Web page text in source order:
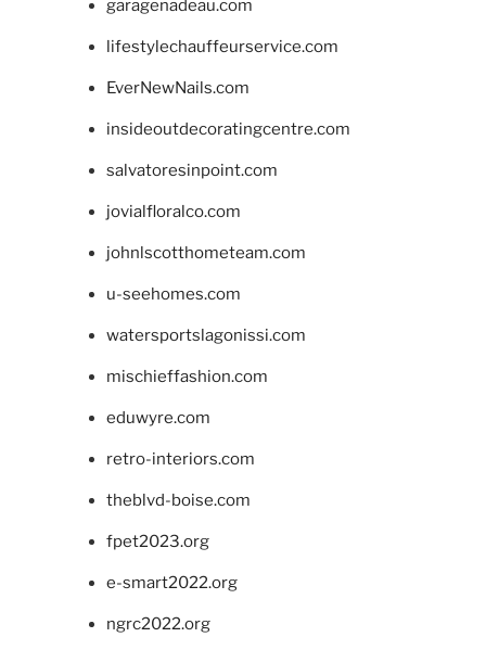
garagenadeau.com
lifestylechauffeurservice.com
EverNewNails.com
insideoutdecoratingcentre.com
salvatoresinpoint.com
jovialfloralco.com
johnlscotthometeam.com
u-seehomes.com
watersportslagonissi.com
mischieffashion.com
eduwyre.com
retro-interiors.com
theblvd-boise.com
fpet2023.org
e-smart2022.org
ngrc2022.org